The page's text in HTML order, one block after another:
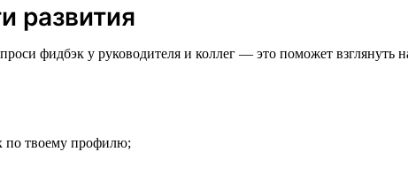
развития
фидбэк у руководителя и коллег — это поможет
по твоему профилю;